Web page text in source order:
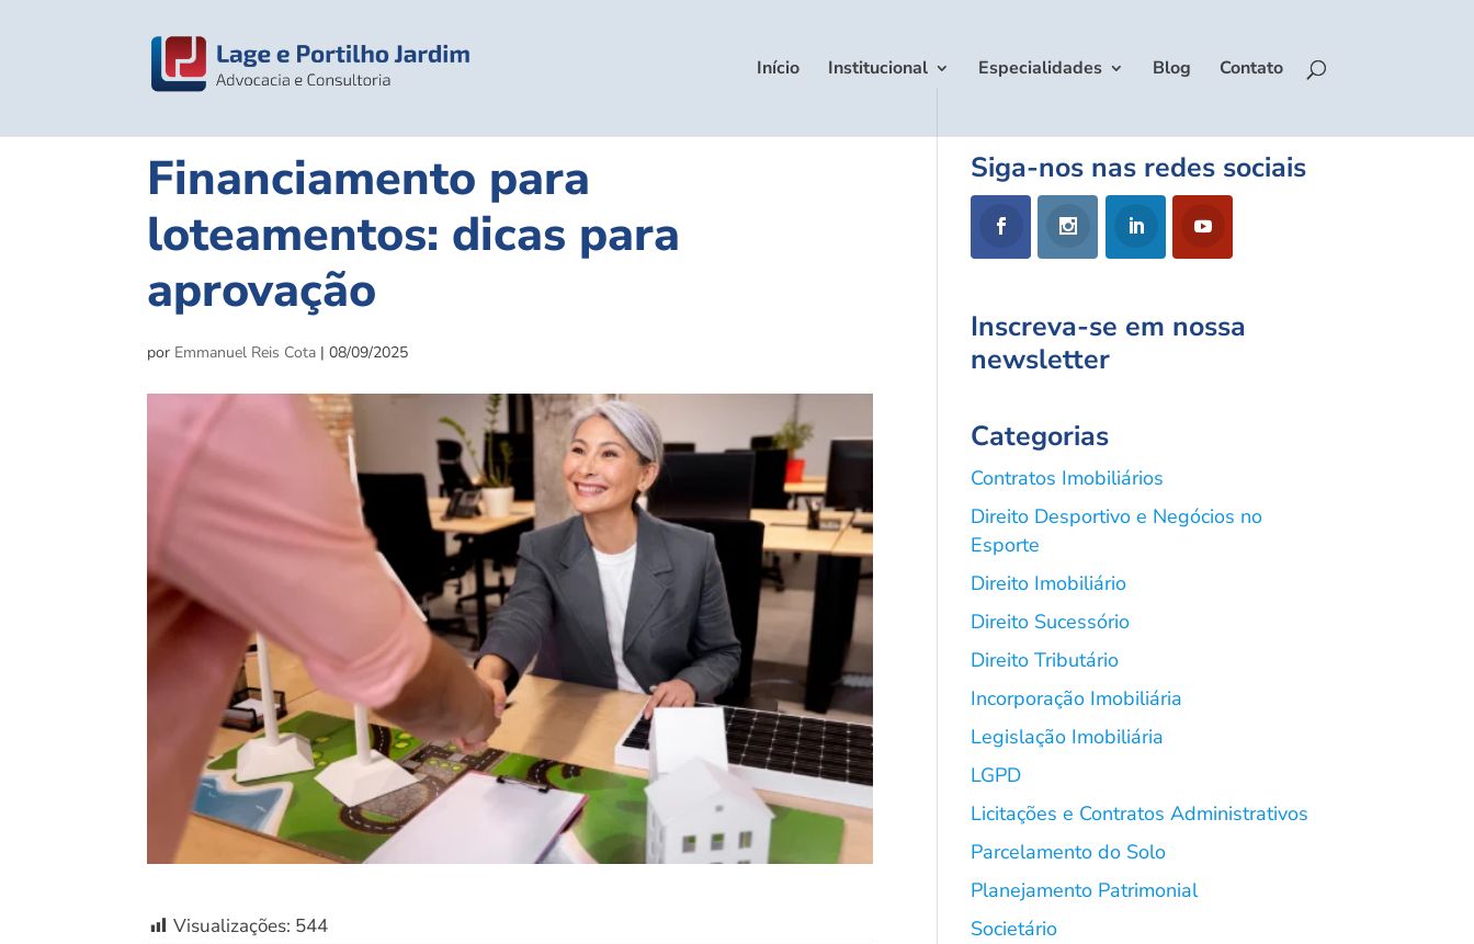
Início Institucional Especialidades Blog Contato
Financiamento para
loteamentos: dicas para
aprovação
por Emmanuel Reis Cota |08/09/2025
Visualizações: 544
Siga-nos nas redes sociais
Inscreva-se em nossa
newsletter
Categorias
Contratos Imobiliários
Direito Desportivo e Negócios no
Esporte
Direito Imobiliário
Direito Sucessório
Direito Tributário
Incorporação Imobiliária
Legislação Imobiliária
LGPD
Licitações e Contratos Administrativos
Parcelamento do Solo
Planejamento Patrimonial
Societário